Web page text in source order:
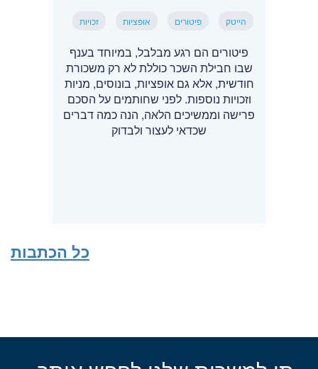
הייטק פיטורים אופציות זכויות
פיטורים הם רגע מבלבל, במיוחד בענף
שבו חבילת השכר כוללת לא רק משכורת
חודשית, אלא גם אופציות, בונוסים, מניות
וזכויות נוספות. לפני שחותמים על הסכם
פרישה וממשיכים הלאה, הנה כמה דברים
שכדאי לעצור ולבדוק
כל הכתבות